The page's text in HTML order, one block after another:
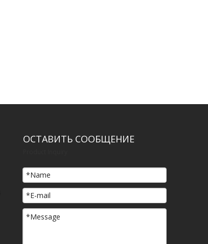
ОСТАВИТЬ СООБЩЕНИЕ